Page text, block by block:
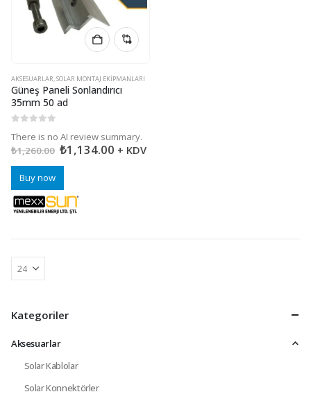
AKSESUARLAR,SOLAR MONTAJ EKIPMANLARI
Güneş Paneli Sonlandırıcı
35mm 50 ad
There is no AI review summary.
₺1,260.00 ₺1,134.00 + KDV
Buy now
Kategoriler
Aksesuarlar
Solar Kablolar
Solar Konnektörler